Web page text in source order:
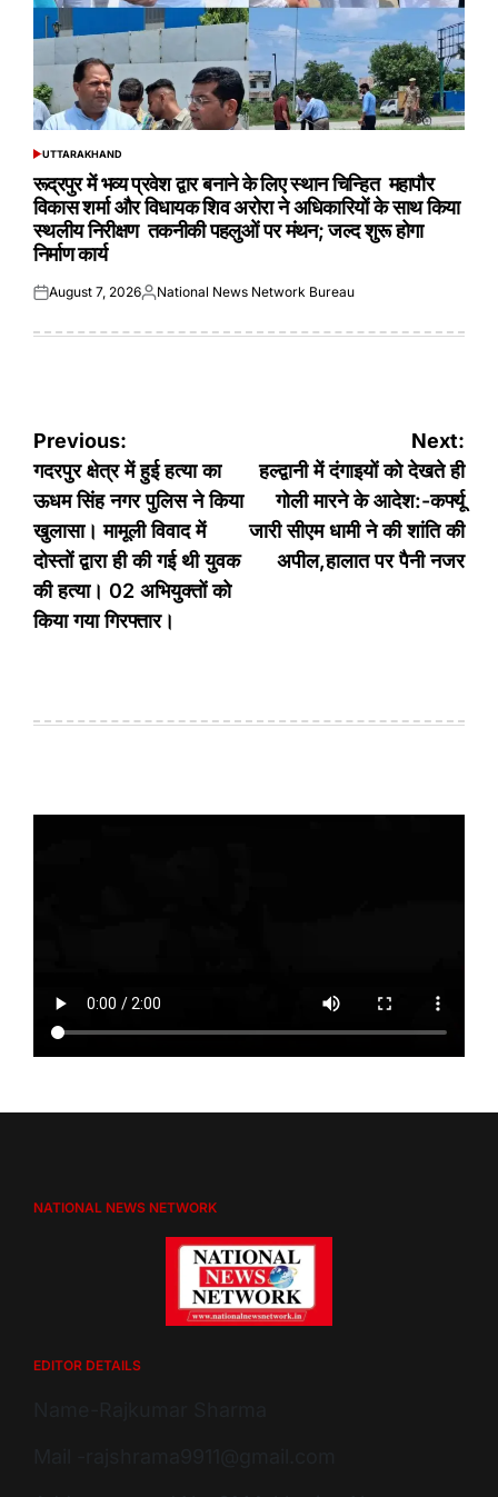
POSTED
UTTARAKHAND
रूद्रपुर में भव्य प्रवेश द्वार बनाने के लिए स्थान चिन्हित महापौर
विकास शर्मा और विधायक शिव अरोरा ने अधिकारियों के साथ किया
स्थलीय निरीक्षण तकनीकी पहलुओं पर मंथन; जल्द शुरू होगा
निर्माण कार्य
Posted
August 7, 2026Posted
National News Network Bureau
Post
navigation
Previous:
गदरपुर क्षेत्र में हुई हत्या का
ऊधम सिंह नगर पुलिस ने किया
खुलासा। मामूली विवाद में
दोस्तों द्वारा ही की गई थी युवक
की हत्या। 02 अभियुक्तों को
किया गया गिरफ्तार।
Next:
हल्द्वानी में दंगाइयों को देखते ही
गोली मारने के आदेश:-कर्फ्यू
जारी सीएम धामी ने की शांति की
अपील,हालात पर पैनी नजर
NATIONAL NEWS NETWORK
EDITOR DETAILS